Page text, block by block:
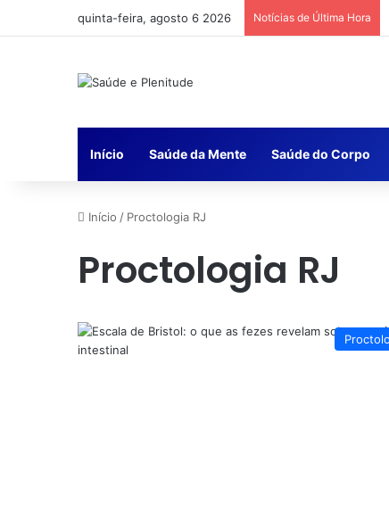
quinta-feira, agosto 6 2026 Notícias de Última Hora
Início Saúde da Mente Saúde do Corpo
Início / Proctologia RJ
Proctologia RJ